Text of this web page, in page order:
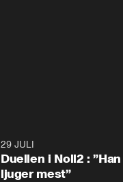
29 JULI
Duellen i Noll2 : ”Han
ljuger mest”